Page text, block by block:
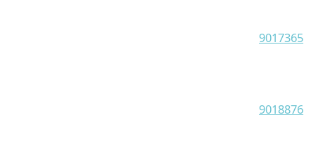
9017365
9018876